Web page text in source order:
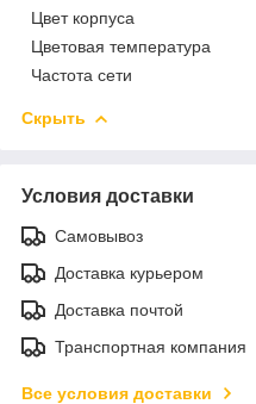
Цвет корпуса
Цветовая температура
Частота сети
Скрыть
Условия доставки
Самовывоз
Доставка курьером
Доставка почтой
Транспортная компания
Все условия доставки